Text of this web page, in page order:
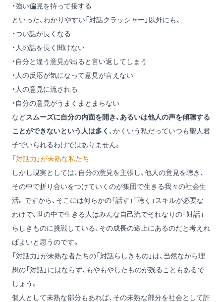
・強い偏見を持って接する
といった、わかりやすい「対話クラッシャー」以外にも、
・つい話が長くなる
・人の話を長く聞けない
・自分と違う意見が出ると言い返してしまう
・人の反応が気になって意見が言えない
・人の意見に流される
・自分の意見がうまくまとまらない
などスムーズに自分の内面を開き、あるいは他人の声を傾聴する
ことができないという人は多く 、かくいう私だっていつも聖人君
子でいられるわけではありません。
「対話力」が未熟な私たち
しかし現実としては、自分の意見を主張し、他人の意見を聴き、
その中で折り合いをつけていくのが集団で生きる我々の社会生
活。ですから、そこには何らかの「話す」「聴く」スキルが必要な
わけで、世の中で生きる人はみんな自己流でそれなりの「対話」
らしきものに挑戦している、その成長の途上にあるのだと考えれ
ばよいと思うのです。
「対話力」が未熟な者たちの「対話らしきもの」は、当然ながら理
想の「対話」にはならず、もやもやしたものが残ることもあるで
しょう。
個人として未熟な部分もあれば、その未熟な部分を社会として許